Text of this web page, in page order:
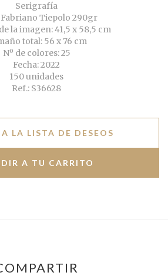
Serigrafía
Fabriano Tiepolo 290gr
la imagen: 41,5 x 58,5 cm
total: 56 x 76 cm
Nº de colores: 25
Fecha: 2022
150 unidades
Ref.: S36628
LA LISTA DE DESEOS